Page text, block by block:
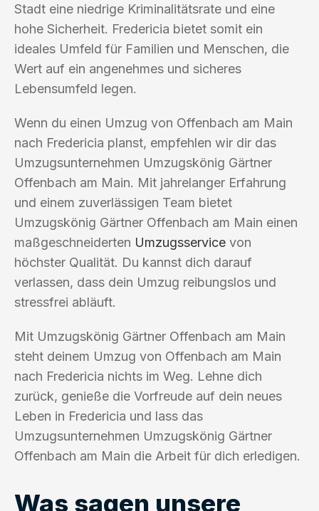
Stadt eine niedrige Kriminalitätsrate und eine
hohe Sicherheit. Fredericia bietet somit ein
ideales Umfeld für Familien und Menschen, die
Wert auf ein angenehmes und sicheres
Lebensumfeld legen.
Wenn du einen Umzug von Offenbach am Main
nach Fredericia planst, empfehlen wir dir das
Umzugsunternehmen Umzugskönig Gärtner
Offenbach am Main. Mit jahrelanger Erfahrung
und einem zuverlässigen Team bietet
Umzugskönig Gärtner Offenbach am Main einen
maßgeschneiderten Umzugsservice von
höchster Qualität. Du kannst dich darauf
verlassen, dass dein Umzug reibungslos und
stressfrei abläuft.
Mit Umzugskönig Gärtner Offenbach am Main
steht deinem Umzug von Offenbach am Main
nach Fredericia nichts im Weg. Lehne dich
zurück, genieße die Vorfreude auf dein neues
Leben in Fredericia und lass das
Umzugsunternehmen Umzugskönig Gärtner
Offenbach am Main die Arbeit für dich erledigen.
Was sagen unsere